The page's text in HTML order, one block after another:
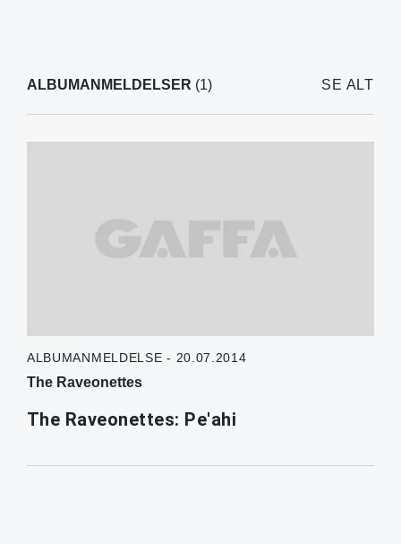
ALBUMANMELDELSER (1) SE ALT
ALBUMANMELDELSE - 20.07.2014
The Raveonettes
The Raveonettes: Pe'ahi